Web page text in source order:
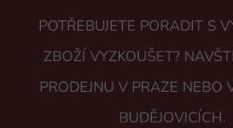
POTŘEBUJETE PORADIT S
ZBOŽÍ VYZKOUŠET?
PRODEJNU V PRAZE NEBO
BUDĚJOVICÍCH.